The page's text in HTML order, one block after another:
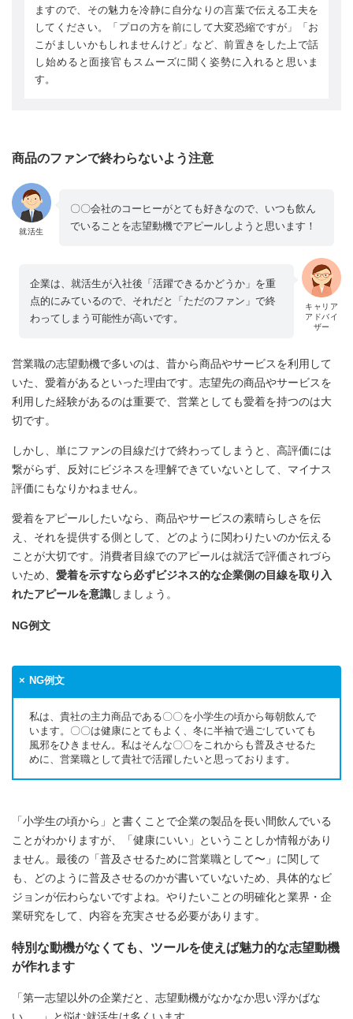
ますので、その魅力を冷静に自分なりの言葉で伝える工夫を
してください。「プロの方を前にして大変恐縮ですが」「お
こがましいかもしれませんけど」など、前置きをした上で話
し始めると面接官もスムーズに聞く姿勢に入れると思いま
す。
商品のファンで終わらないよう注意
就活生
〇〇会社のコーヒーがとても好きなので、いつも飲ん
でいることを志望動機でアピールしようと思います！
キャリア
アドバイ
ザー
企業は、就活生が入社後「活躍できるかどうか」を重
点的にみているので、それだと「ただのファン」で終
わってしまう可能性が高いです。
営業職の志望動機で多いのは、昔から商品やサービスを利用して
いた、愛着があるといった理由です。志望先の商品やサービスを
利用した経験があるのは重要で、営業としても愛着を持つのは大
切です。
しかし、単にファンの目線だけで終わってしまうと、高評価には
繋がらず、反対にビジネスを理解できていないとして、マイナス
評価にもなりかねません。
愛着をアピールしたいなら、商品やサービスの素晴らしさを伝
え、それを提供する側として、どのように関わりたいのか伝える
ことが大切です。消費者目線でのアピールは就活で評価されづら
いため、 愛着を示すなら必ずビジネス的な企業側の目線を取り入
れたアピールを意識しましょう。
NG例文
NG例文
私は、貴社の主力商品である〇〇を小学生の頃から毎朝飲んで
います。〇〇は健康にとてもよく、冬に半袖で過ごしていても
風邪をひきません。私はそんな〇〇をこれからも普及させるた
めに、営業職として貴社で活躍したいと思っております。
「小学生の頃から」と書くことで企業の製品を長い間飲んでいる
ことがわかりますが、「健康にいい」ということしか情報があり
ません。最後の「普及させるために営業職として〜」に関して
も、どのように普及させるのかが書いていないため、具体的なビ
ジョンが伝わらないですよね。やりたいことの明確化と業界・企
業研究をして、内容を充実させる必要があります。
特別な動機がなくても、ツールを使えば魅力的な志望動機
が作れます
「第一志望以外の企業だと、志望動機がなかなか思い浮かばな